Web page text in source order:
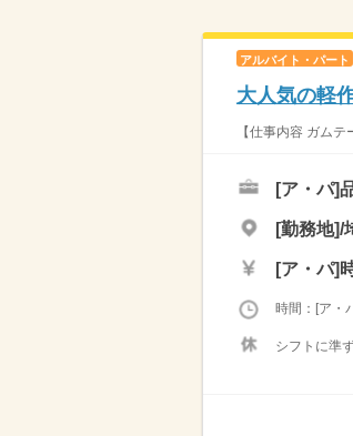
アルバイト・パート
大人気の軽
【仕事内容 ガム
[ア・パ]
[勤務地]/
[ア・パ]
時間：[ア・
シフトに準